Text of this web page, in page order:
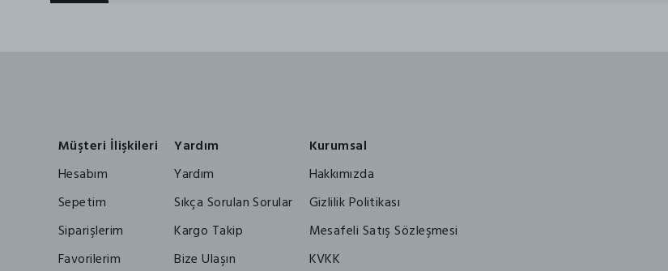
Müşteri İlişkileri
Hesabım
Sepetim
Siparişlerim
Favorilerim
Yardım
Yardım
Sıkça Sorulan Sorular
Kargo Takip
Bize Ulaşın
Kurumsal
Hakkımızda
Gizlilik Politikası
Mesafeli Satış Sözleşmesi
KVKK